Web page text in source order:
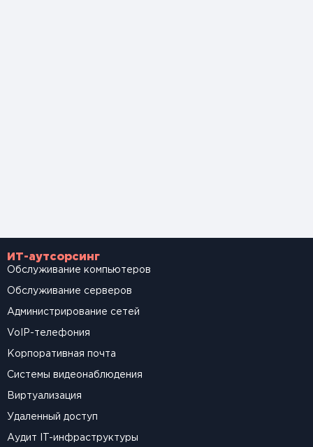
ИТ-аутсорсинг
Обслуживание компьютеров
Обслуживание серверов
Администрирование сетей
VoIP-телефония
Корпоративная почта
Системы видеонаблюдения
Виртуализация
Удаленный доступ
Аудит IT-инфраструктуры